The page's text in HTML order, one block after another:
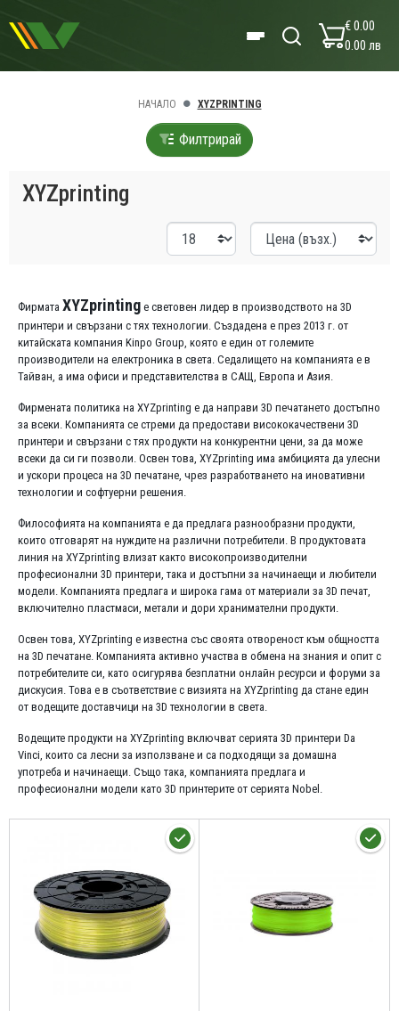
€ 0.00
0.00 лв
НАЧАЛО XYZPRINTING
Филтрирай
XYZprinting
Фирмата XYZprinting е световен лидер в производството на 3D
принтери и свързани с тях технологии. Създадена е през 2013 г. от
китайската компания Kinpo Group, която е един от големите
производители на електроника в света. Седалището на компанията е в
Тайван, а има офиси и представителства в САЩ, Европа и Азия.
Фирмената политика на XYZprinting е да направи 3D печатането достъпно
за всеки. Компанията се стреми да предостави висококачествени 3D
принтери и свързани с тях продукти на конкурентни цени, за да може
всеки да си ги позволи. Освен това, XYZprinting има амбицията да улесни
и ускори процеса на 3D печатане, чрез разработването на иновативни
технологии и софтуерни решения.
Философията на компанията е да предлага разнообразни продукти,
които отговарят на нуждите на различни потребители. В продуктовата
линия на XYZprinting влизат както високопроизводителни
професионални 3D принтери, така и достъпни за начинаещи и любители
модели. Компанията предлага и широка гама от материали за 3D печат,
включително пластмаси, метали и дори хранимателни продукти.
Освен това, XYZprinting е известна със своята отвореност към общността
на 3D печатане. Компанията активно участва в обмена на знания и опит с
потребителите си, като осигурява безплатни онлайн ресурси и форуми за
дискусия. Това е в съответствие с визията на XYZprinting да стане един
от водещите доставчици на 3D технологии в света.
Водещите продукти на XYZprinting включват серията 3D принтери Da
Vinci, които са лесни за използване и са подходящи за домашна
употреба и начинаещи. Също така, компанията предлага и
професионални модели като 3D принтерите от серията Nobel.